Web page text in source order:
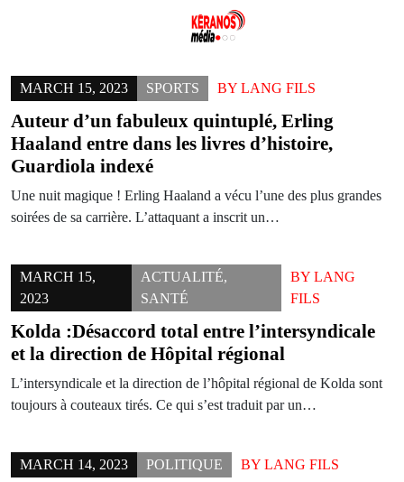
MARCH 15, 2023 SPORTS BY LANG FILS
Auteur d’un fabuleux quintuplé, Erling
Haaland entre dans les livres d’histoire,
Guardiola indexé
Une nuit magique ! Erling Haaland a vécu l’une des plus grandes
soirées de sa carrière. L’attaquant a inscrit un…
MARCH 15,
2023
ACTUALITÉ,
SANTÉ
BYLANG
FILS
Kolda :Désaccord total entre l’intersyndicale
et la direction de Hôpital régional
L’intersyndicale et la direction de l’hôpital régional de Kolda sont
toujours à couteaux tirés. Ce qui s’est traduit par un…
MARCH 14, 2023 POLITIQUE BY LANG FILS